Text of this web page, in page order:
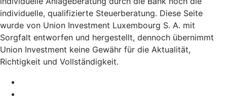
individuelle, qualifizierte Steuerberatung. Diese Seite
wurde von Union Investment Luxembourg S. A. mit
Sorgfalt entworfen und hergestellt, dennoch übernimmt
Union Investment keine Gewähr für die Aktualität,
Richtigkeit und Vollständigkeit.